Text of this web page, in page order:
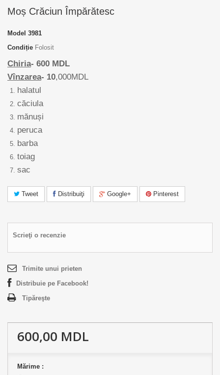
Moș Crăciun Împărătesc
Model 3981
Condiție Folosit
Chiria- 600 MDL
Vînzarea- 10,000MDL
halatul
căciula
mănuși
peruca
barba
toiag
sac
Tweet Distribuiţi Google+ Pinterest
Scrieţi o recenzie
Trimite unui prieten
Distribuie pe Facebook!
Tipăreşte
600,00 MDL
Mărime :